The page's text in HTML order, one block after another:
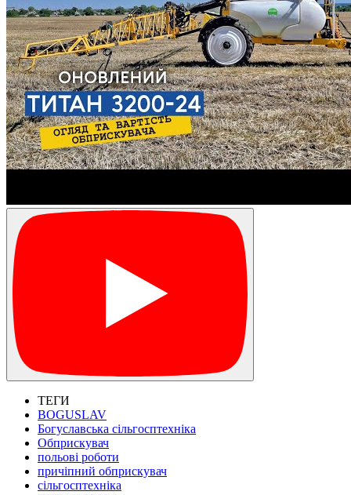
ТЕГИ
BOGUSLAV
Богуславська сільгосптехніка
Обприскувач
польові роботи
причіпний обприскувач
сільгосптехніка